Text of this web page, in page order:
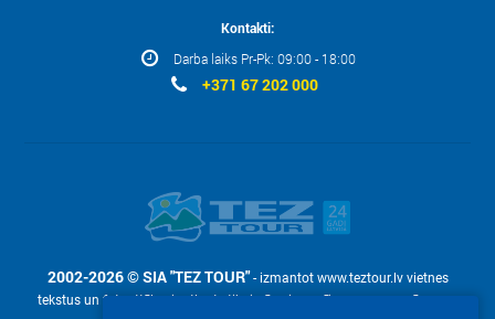
Kontakti:
Darba laiks Pr-Pk: 09:00 - 18:00
+371 67 202 000
2002-2026 © SIA "TEZ TOUR"- izmantot www.teztour.lv vietnes
tekstus un fotoattēlus ir atļauts tikai pēc pieprasījuma – ar uzņēmuma